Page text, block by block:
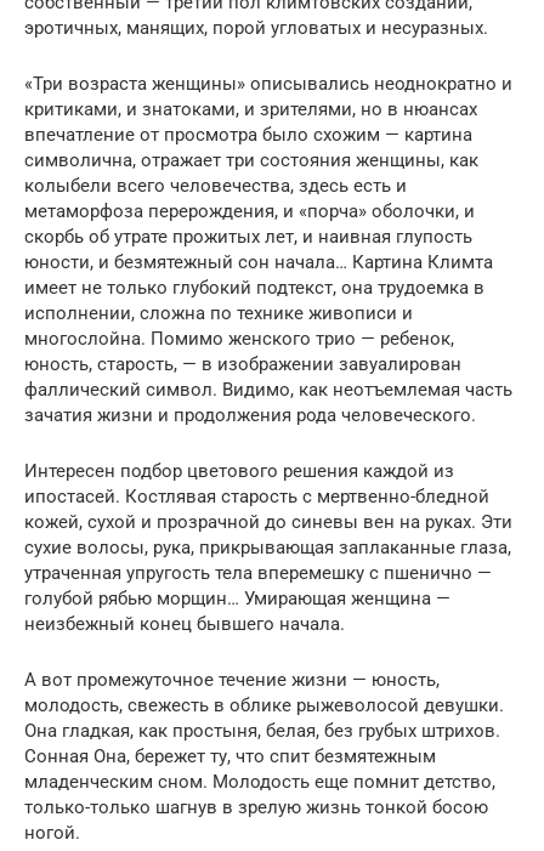
эротичных, манящих, порой угловатых и несуразных.
«Три возраста женщины» описывались неоднократно и
критиками, и знатоками, и зрителями, но в нюансах
впечатление от просмотра было схожим — картина
символична, отражает три состояния женщины, как
колыбели всего человечества, здесь есть и
метаморфоза перерождения, и «порча» оболочки, и
скорбь об утрате прожитых лет, и наивная глупость
юности, и безмятежный сон начала… Картина Климта
имеет не только глубокий подтекст, она трудоемка в
исполнении, сложна по технике живописи и
многослойна. Помимо женского трио — ребенок,
юность, старость, — в изображении завуалирован
фаллический символ. Видимо, как неотъемлемая часть
зачатия жизни и продолжения рода человеческого.
Интересен подбор цветового решения каждой из
ипостасей. Костлявая старость с мертвенно-бледной
кожей, сухой и прозрачной до синевы вен на руках. Эти
сухие волосы, рука, прикрывающая заплаканные глаза,
утраченная упругость тела вперемешку с пшенично —
голубой рябью морщин… Умирающая женщина —
неизбежный конец бывшего начала.
А вот промежуточное течение жизни — юность,
молодость, свежесть в облике рыжеволосой девушки.
Она гладкая, как простыня, белая, без грубых штрихов.
Сонная Она, бережет ту, что спит безмятежным
младенческим сном. Молодость еще помнит детство,
только-только шагнув в зрелую жизнь тонкой босою
ногой.